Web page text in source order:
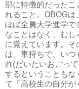
部に特徴的だったこ
れること。OBOGは
ほぼ全員大学進学
なことはなく、むし
に覚えています。
は、車持ちで、いつ
れ(だいたいおごっ
するということもな
て「高校生の自分